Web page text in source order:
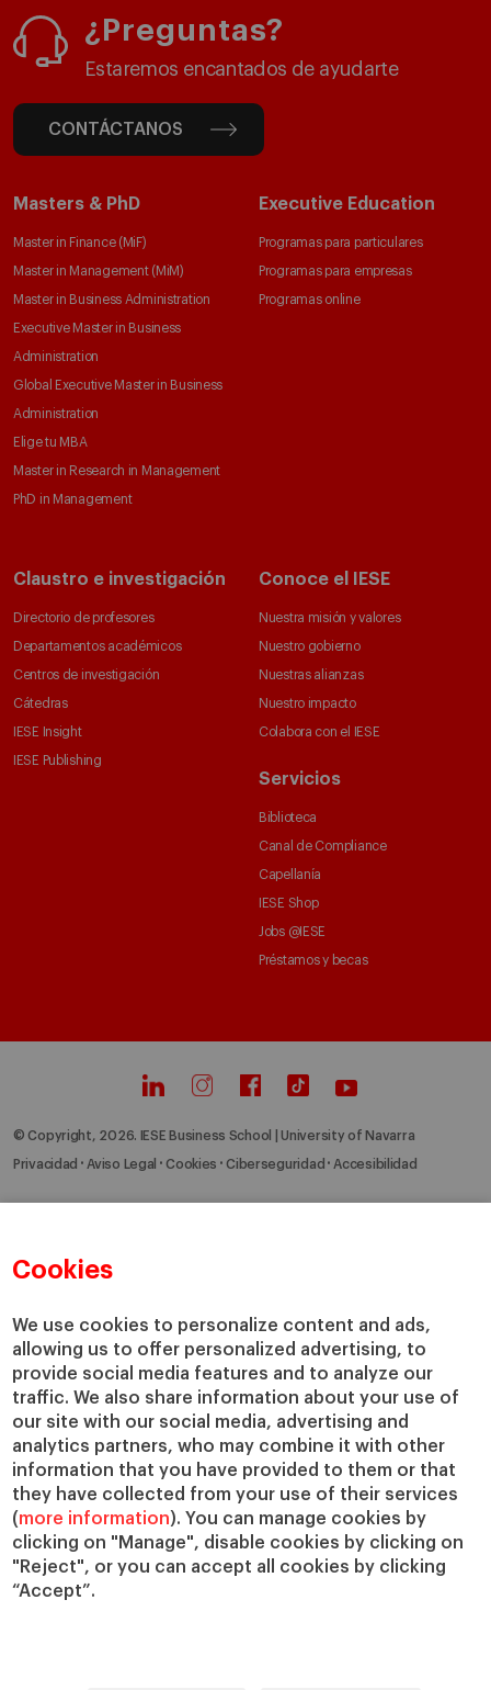
Cookies
We use cookies to personalize content and ads,
allowing us to offer personalized advertising, to
provide social media features and to analyze our
traffic. We also share information about your use of
our site with our social media, advertising and
analytics partners, who may combine it with other
information that you have provided to them or that
they have collected from your use of their services
(more information). You can manage cookies by
clicking on "Manage", disable cookies by clicking on
"Reject", or you can accept all cookies by clicking
“Accept”.
¿Preguntas?
Estaremos encantados de ayudarte
CONTÁCTANOS
Masters & PhD
Master in Finance (MiF)
Master in Management (MiM)
Master in Business Administration
Executive Master in Business
Administration
Global Executive Master in Business
Administration
Elige tu MBA
Master in Research in Management
PhD in Management
Executive Education
Programas para particulares
Programas para empresas
Programas online
Claustro e investigación
Directorio de profesores
Departamentos académicos
Centros de investigación
Cátedras
IESE Insight
IESE Publishing
Conoce el IESE
Nuestra misión y valores
Nuestro gobierno
Nuestras alianzas
Nuestro impacto
Colabora con el IESE
Servicios
Biblioteca
Canal de Compliance
Capellanía
IESE Shop
Jobs @IESE
Préstamos y becas
© Copyright, 2026. IESE Business School | University of Navarra
Privacidad Aviso Legal Cookies Ciberseguridad Accesibilidad